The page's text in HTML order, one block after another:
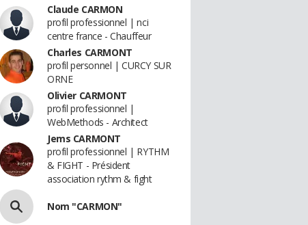
Claude CARMON
profil professionnel | nci
centre france - Chauffeur
Charles CARMONT
profil personnel | CURCY SUR
ORNE
Olivier CARMONT
profil professionnel |
WebMethods - Architect
Jems CARMONT
profil professionnel | RYTHM
& FIGHT - Président
association rythm & fight
Nom "CARMON"